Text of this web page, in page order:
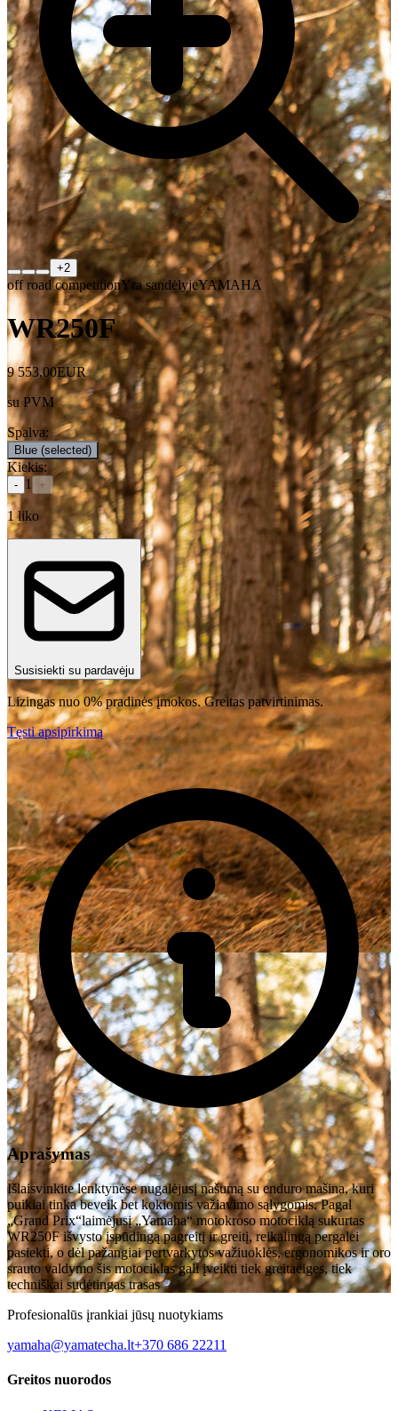
+2
off road competitionYra sandėlyjeYAMAHA
WR250F
9 553,00EUR
su PVM
Spalva:
Blue (selected)
Kiekis:
- 1 +
1 liko
Susisiekti su pardavėju
Lizingas nuo 0% pradinės įmokos. Greitas patvirtinimas.
Tęsti apsipirkimą
Aprašymas
Išlaisvinkite lenktynėse nugalėjusį našumą su enduro mašina, kuri
puikiai tinka beveik bet kokiomis važiavimo sąlygomis. Pagal
„Grand Prix“laimėjusį „Yamaha“ motokroso motociklą sukurtas
WR250F išvysto įspūdingą pagreitį ir greitį, reikalingą pergalei
pasiekti, o dėl pažangiai pertvarkytos važiuoklės, ergonomikos ir oro
srauto valdymo šis motociklas gali įveikti tiek greitaeiges, tiek
techniškai sudėtingas trasas
Profesionalūs įrankiai jūsų nuotykiams
yamaha@yamatecha.lt+370 686 22211
Greitos nuorodos